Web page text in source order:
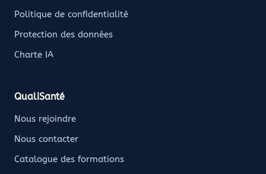
Politique de confidentialité
Protection des données
Charte IA
QualiSanté
Nous rejoindre
Nous contacter
Catalogue des formations